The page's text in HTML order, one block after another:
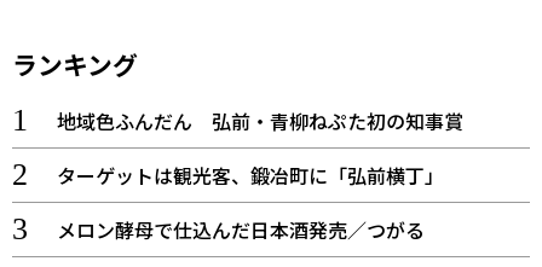
ランキング
地域色ふんだん 弘前・青柳ねぷた初の知事賞
ターゲットは観光客、鍛冶町に「弘前横丁」
メロン酵母で仕込んだ日本酒発売／つがる